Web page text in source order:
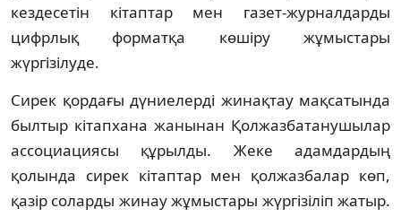
кездесетін кітап­тар мен газет-журналдарды
цифрлық фор­матқа көшіру жұмыстары
жүргізілуде.
Сирек қордағы дүниелерді жинақтау мақ­сатында
былтыр кітапхана жанынан Қол­жазбатанушылар
ассоциациясы құрыл­ды. Жеке адамдардың
қолында сирек кітап­тар мен қолжазбалар көп,
қазір соларды жинау жұмыстары жүргізіліп жатыр.